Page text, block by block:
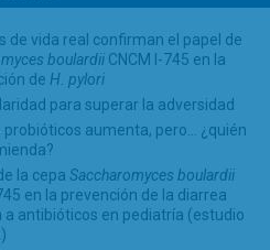
de vida real confirman el papel de
boulardii CNCM I-745 en la
de H. pylori
para superar la adversidad
probióticos aumenta, pero… ¿quién
la cepa Saccharomyces boulardii
en la prevención de la diarrea
a antibióticos en pediatría (estudio